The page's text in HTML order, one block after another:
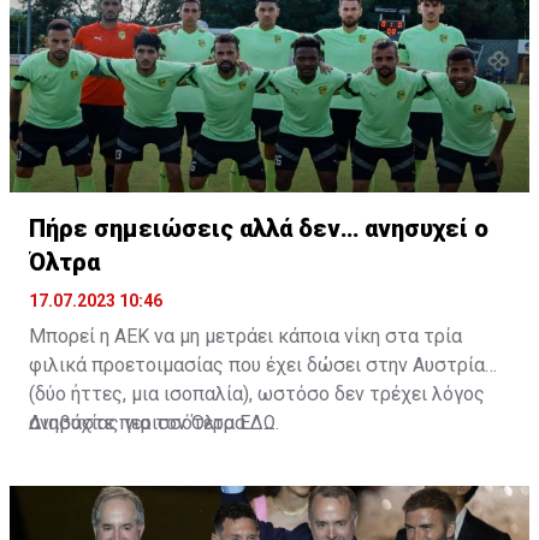
Πήρε σημειώσεις αλλά δεν… ανησυχεί ο
Όλτρα
17.07.2023 10:46
Μπορεί η ΑΕΚ να μη μετράει κάποια νίκη στα τρία
φιλικά προετοιμασίας που έχει δώσει στην Αυστρία
(δύο ήττες, μια ισοπαλία), ωστόσο δεν τρέχει λόγος
ανησυχίας για τον Όλτρα.
Διαβάστε περισσότεραΕΔΩ.